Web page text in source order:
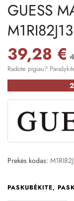
GUESS
39,28 €
Radote pigiau?
Prekės kodas:
PASKUBĖKITE,